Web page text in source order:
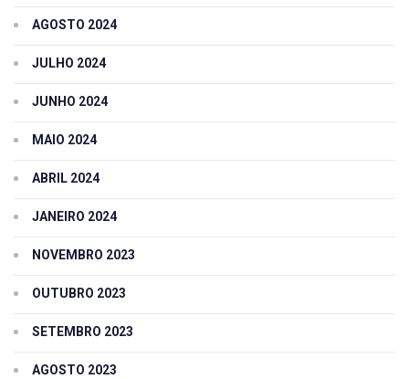
AGOSTO 2024
JULHO 2024
JUNHO 2024
MAIO 2024
ABRIL 2024
JANEIRO 2024
NOVEMBRO 2023
OUTUBRO 2023
SETEMBRO 2023
AGOSTO 2023